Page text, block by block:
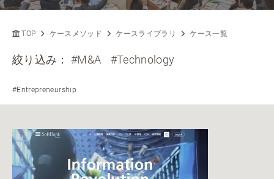
TOP ケースメソッド ケースライブラリ ケース一覧
絞り込み：#M&A #Technology
#Entrepreneurship